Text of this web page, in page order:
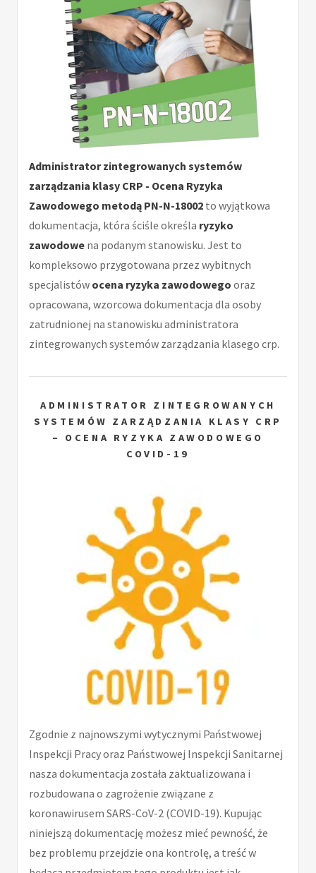
Administrator zintegrowanych systemów
zarządzania klasy CRP - Ocena Ryzyka
Zawodowego metodą PN-N-18002 to wyjątkowa
dokumentacja, która ściśle określa ryzyko
zawodowe na podanym stanowisku. Jest to
kompleksowo przygotowana przez wybitnych
specjalistów ocena ryzyka zawodowego oraz
opracowana, wzorcowa dokumentacja dla osoby
zatrudnionej na stanowisku administratora
zintegrowanych systemów zarządzania klasego crp.
ADMINISTRATOR ZINTEGROWANYCH
SYSTEMÓW ZARZĄDZANIA KLASY CRP
– OCENA RYZYKA ZAWODOWEGO
COVID-19
Zgodnie z najnowszymi wytycznymi Państwowej
Inspekcji Pracy oraz Państwowej Inspekcji Sanitarnej
nasza dokumentacja została zaktualizowana i
rozbudowana o zagrożenie związane z
koronawirusem SARS-CoV-2 (COVID-19). Kupując
niniejszą dokumentację możesz mieć pewność, że
bez problemu przejdzie ona kontrolę, a treść w